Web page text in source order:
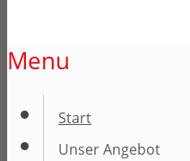
Menu
Start
Unser Angebot